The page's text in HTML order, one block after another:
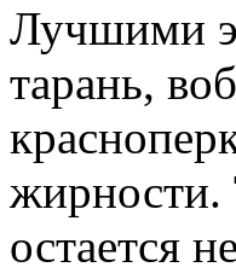
Лучшими
тарань,
жирности.
остается